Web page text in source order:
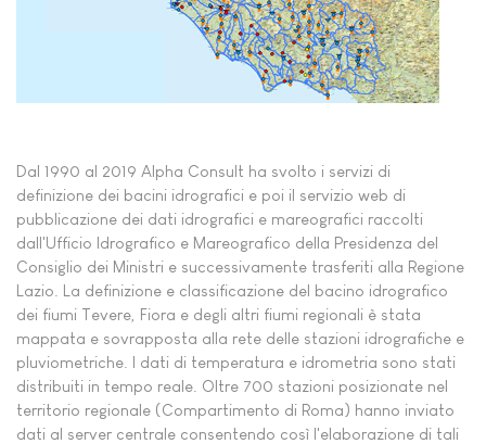
Dal 1990 al 2019 Alpha Consult ha svolto i servizi di
definizione dei bacini idrografici e poi il servizio web di
pubblicazione dei dati idrografici e mareografici raccolti
dall'Ufficio Idrografico e Mareografico della Presidenza del
Consiglio dei Ministri e successivamente trasferiti alla Regione
Lazio. La definizione e classificazione del bacino idrografico
dei fiumi Tevere, Fiora e degli altri fiumi regionali è stata
mappata e sovrapposta alla rete delle stazioni idrografiche e
pluviometriche. I dati di temperatura e idrometria sono stati
distribuiti in tempo reale. Oltre 700 stazioni posizionate nel
territorio regionale (Compartimento di Roma) hanno inviato
dati al server centrale consentendo così l'elaborazione di tali